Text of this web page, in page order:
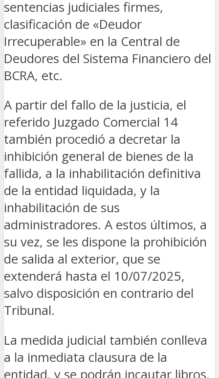
sentencias judiciales firmes,
clasificación de «Deudor
Irrecuperable» en la Central de
Deudores del Sistema Financiero del
BCRA, etc.
A partir del fallo de la justicia, el
referido Juzgado Comercial 14
también procedió a decretar la
inhibición general de bienes de la
fallida, a la inhabilitación definitiva
de la entidad liquidada, y la
inhabilitación de sus
administradores. A estos últimos, a
su vez, se les dispone la prohibición
de salida al exterior, que se
extenderá hasta el 10/07/2025,
salvo disposición en contrario del
Tribunal.
La medida judicial también conlleva
a la inmediata clausura de la
entidad, y se podrán incautar libros,